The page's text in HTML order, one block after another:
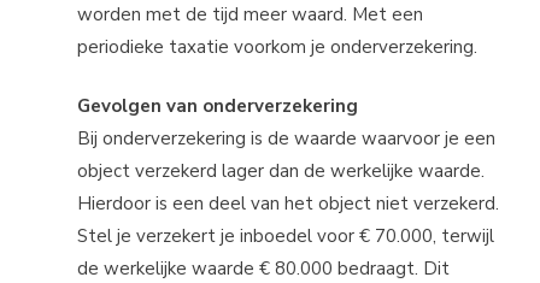
worden met de tijd meer waard. Met een
periodieke taxatie voorkom je onderverzekering.
Gevolgen van onderverzekering
Bij onderverzekering is de waarde waarvoor je een
object verzekerd lager dan de werkelijke waarde.
Hierdoor is een deel van het object niet verzekerd.
Stel je verzekert je inboedel voor € 70.000, terwijl
de werkelijke waarde € 80.000 bedraagt. Dit